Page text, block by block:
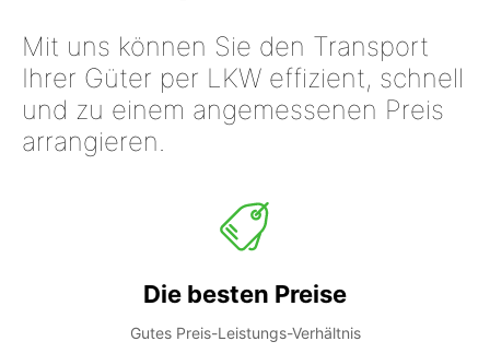
Mit uns können Sie den Transport
Ihrer Güter per LKW effizient, schnell
und zu einem angemessenen Preis
arrangieren.
Die besten Preise
Gutes Preis-Leistungs-Verhältnis